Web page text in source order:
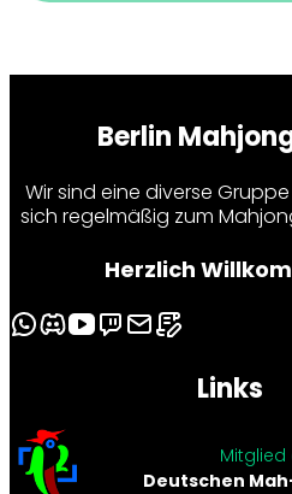
Berlin
Wir sind eine diverse
sich regelmäßig zum
Herzlich
Links
Mitglied
Deutschen